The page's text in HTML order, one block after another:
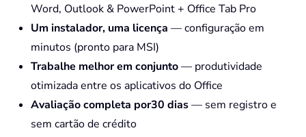
Word, Outlook & PowerPoint + Office Tab Pro
Um instalador, uma licença — configuração em
minutos (pronto para MSI)
Trabalhe melhor em conjunto— produtividade
otimizada entre os aplicativos do Office
Avaliação completa por30 dias— sem registro e
sem cartão de crédito